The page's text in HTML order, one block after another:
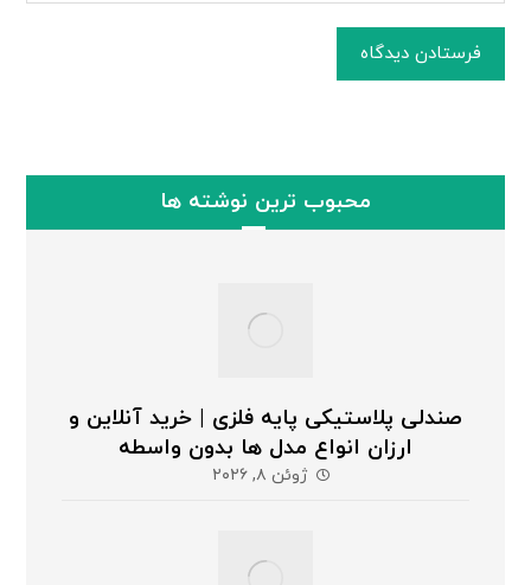
فرستادن دیدگاه
محبوب ترین نوشته ها
صندلی پلاستیکی پایه فلزی | خرید آنلاین و
ارزان انواع مدل ها بدون واسطه
ژوئن ۸, ۲۰۲۶